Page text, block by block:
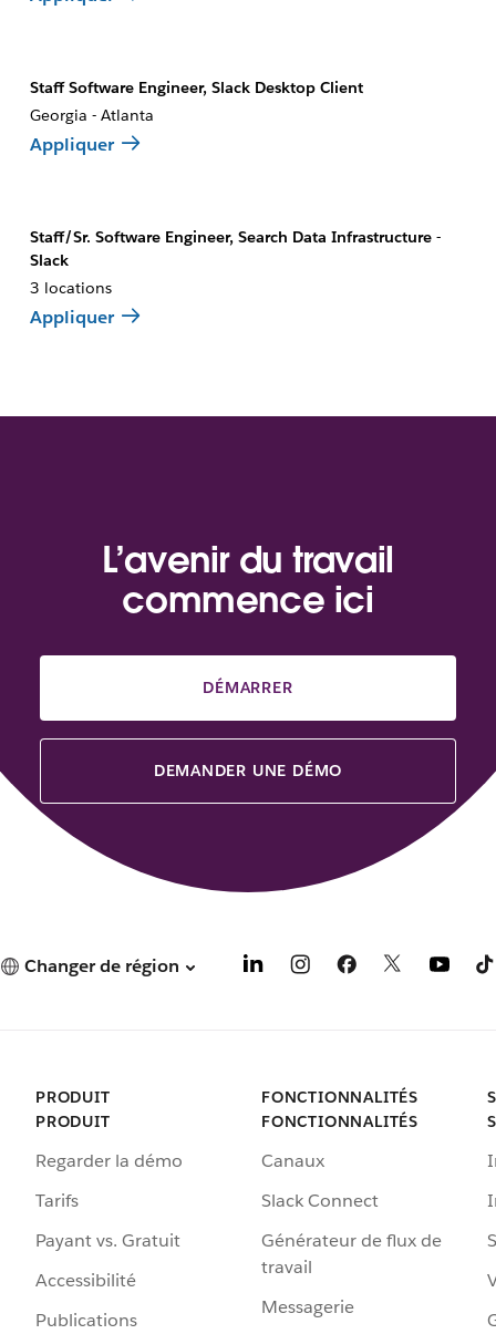
Staff Software Engineer, Slack Desktop Client
Georgia - Atlanta
Appliquer
Staff/Sr. Software Engineer, Search Data Infrastructure -
Slack
3 locations
Appliquer
L’avenir du travail
commence ici
DÉMARRER
DEMANDER UNE DÉMO
Changer de région
PRODUIT
PRODUIT
Regarder la démo
Tarifs
Payant vs. Gratuit
Accessibilité
Publications
FONCTIONNALITÉS
FONCTIONNALITÉS
Canaux
Slack Connect
Générateur de flux de
travail
Messagerie